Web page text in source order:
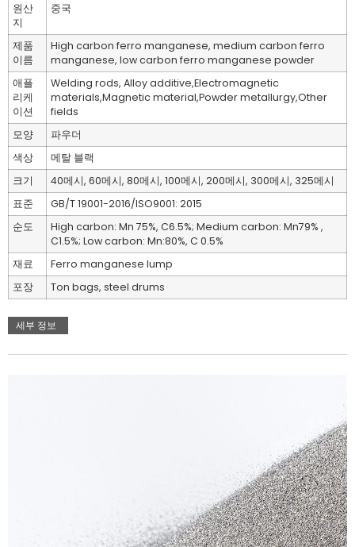
원산
지
중국
제품
이름
High carbon ferro manganese, medium carbon ferro
manganese, low carbon ferro manganese powder
애플
리케
이션
Welding rods, Alloy additive,Electromagnetic
materials,Magnetic material,Powder metallurgy,Other
fields
모양
파우더
색상
메탈 블랙
크기
40메시, 60메시, 80메시, 100메시, 200메시, 300메시, 325메시
표준
GB/T 19001-2016/ISO9001: 2015
순도
High carbon: Mn 75%, C6.5%; Medium carbon: Mn79% ,
C1.5%; Low carbon: Mn:80%, C 0.5%
재료
Ferro manganese lump
포장
Ton bags, steel drums
세부 정보